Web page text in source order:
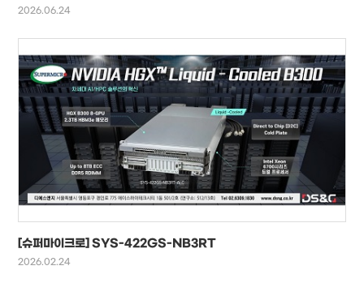
2026.06.24
[슈퍼마이크로] SYS-422GS-NB3RT
2026.02.24